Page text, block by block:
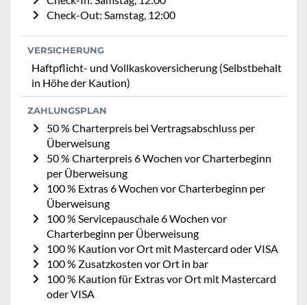
Check-Out: Samstag, 12:00
VERSICHERUNG
Haftpflicht- und Vollkaskoversicherung (Selbstbehalt
in Höhe der Kaution)
ZAHLUNGSPLAN
50 % Charterpreis bei Vertragsabschluss per
Überweisung
50 % Charterpreis 6 Wochen vor Charterbeginn
per Überweisung
100 % Extras 6 Wochen vor Charterbeginn per
Überweisung
100 % Servicepauschale 6 Wochen vor
Charterbeginn per Überweisung
100 % Kaution vor Ort mit Mastercard oder VISA
100 % Zusatzkosten vor Ort in bar
100 % Kaution für Extras vor Ort mit Mastercard
oder VISA